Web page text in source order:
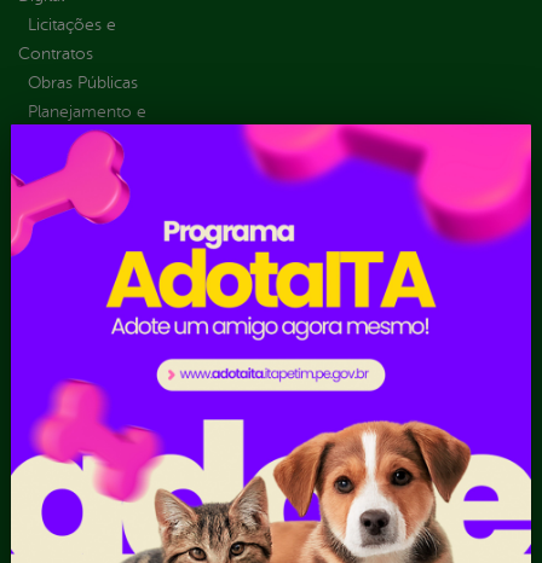
Licitações e
Contratos
Obras Públicas
Planejamento e
Prestação de Contas
Receitas
Recursos Humanos
Ouvidoria
Acompanhar uma
Manifestação
Competências da Ouvidoria
Dúvidas? Acesse o FAQ
Fazer uma Manifestação
Informações Importantes
Relatórios Anuais
Portal Transporte
Escolar
Contratos
Contratos Administrativos
Despesas
Registro de Fornecedor -
Forma Indireta
II - Anexo II - Ficha de
Registro de Fornecedor -
Forma direta